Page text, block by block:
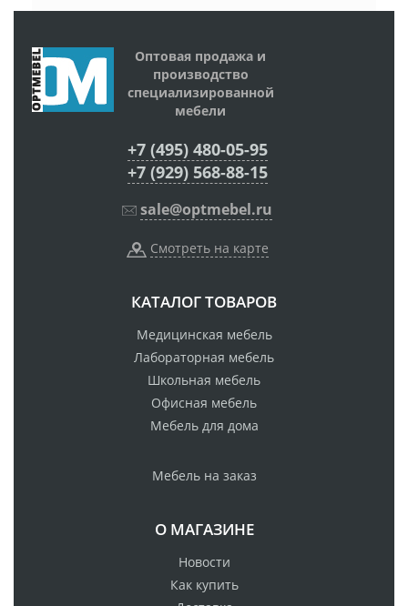
Оптовая продажа и
производство
специализированной
мебели
+7 (495) 480-05-95
+7 (929) 568-88-15
sale@optmebel.ru
Смотреть на карте
КАТАЛОГ ТОВАРОВ
Медицинская мебель
Лабораторная мебель
Школьная мебель
Офисная мебель
Мебель для дома
Мебель на заказ
О МАГАЗИНЕ
Новости
Как купить